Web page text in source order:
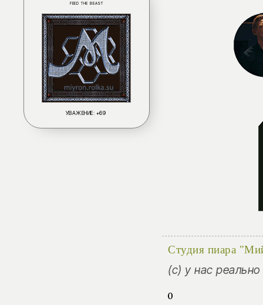
FEED THE BEAST
УВАЖЕНИЕ: +69
Студия пиара
(с) у нас
0